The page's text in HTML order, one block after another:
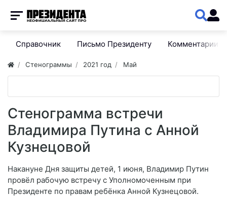
Справочник Письмо Президенту Комментарии
Стенограммы 2021 год Май
Стенограмма встречи
Владимира Путина с Анной
Кузнецовой
Накануне Дня защиты детей, 1 июня, Владимир Путин
провёл рабочую встречу с Уполномоченным при
Президенте по правам ребёнка Анной Кузнецовой.